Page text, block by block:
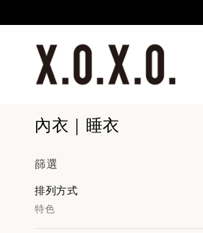
內衣｜睡衣
篩選
排列方式
特色